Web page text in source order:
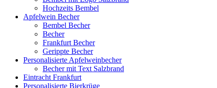
Hochzeits Bembel
Apfelwein Becher
Bembel Becher
Becher
Frankfurt Becher
Gerippte Becher
Personalisierte Apfelweinbecher
Becher mit Text Salzbrand
Eintracht Frankfurt
Personalisierte Bierkrüge